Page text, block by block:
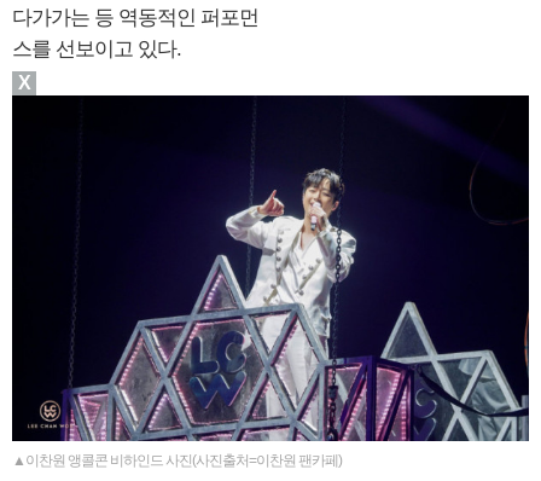
다가가는 등 역동적인 퍼포먼
스를 선보이고 있다.
▲이찬원 앵콜콘 비하인드 사진(사진출처=이찬원 팬카페)
X